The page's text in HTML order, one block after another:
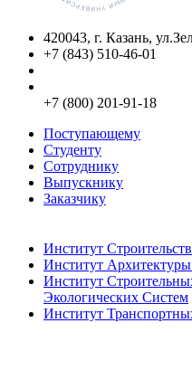
420043, г. Казань,
+7 (843) 510-46-01
+7 (800) 201-91-18
Поступающему
Студенту
Сотруднику
Выпускнику
Заказчику
Институт
Институт
Институт
Экологических Систем
Институт